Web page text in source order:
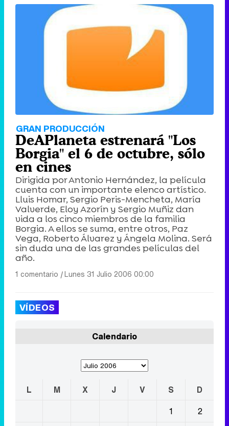
GRAN PRODUCCIÓN
DeAPlaneta estrenará "Los
Borgia" el 6 de octubre, sólo
en cines
Dirigida por Antonio Hernández, la película
cuenta con un importante elenco artístico.
Lluis Homar, Sergio Peris-Mencheta, María
Valverde, Eloy Azorín y Sergio Muñiz dan
vida a los cinco miembros de la familia
Borgia. A ellos se suma, entre otros, Paz
Vega, Roberto Álvarez y Ángela Molina. Será
sin duda una de las grandes películas del
año.
1 comentario |Lunes 31 Julio 2006 00:00
VÍDEOS
Calendario
L M X J V S
D
1
2